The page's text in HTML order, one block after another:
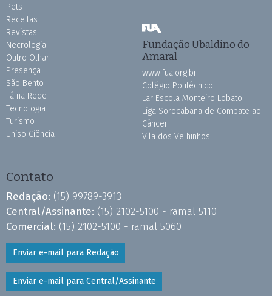
Pets
Receitas
Revistas
Necrologia
Outro Olhar
Presença
São Bento
Tá na Rede
Tecnologia
Turismo
Uniso Ciência
Fundação Ubaldino do
Amaral
www.fua.org.br
Colégio Politécnico
Lar Escola Monteiro Lobato
Liga Sorocabana de Combate ao
Câncer
Vila dos Velhinhos
Contato
Redação: (15) 99789-3913
Central/Assinante: (15) 2102-5100 - ramal 5110
Comercial: (15) 2102-5100 - ramal 5060
Enviar e-mail para Redação
Enviar e-mail para Central/Assinante